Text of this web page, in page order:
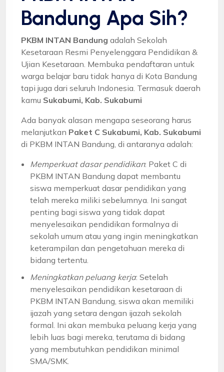
Bandung Apa Sih?
PKBM INTAN Bandung adalah Sekolah
Kesetaraan Resmi Penyelenggara Pendidikan &
Ujian Kesetaraan. Membuka pendaftaran untuk
warga belajar baru tidak hanya di Kota Bandung
tapi juga dari seluruh Indonesia. Termasuk daerah
kamu Sukabumi, Kab. Sukabumi
Ada banyak alasan mengapa seseorang harus
melanjutkan Paket C Sukabumi, Kab. Sukabumi
di PKBM INTAN Bandung, di antaranya adalah:
Memperkuat dasar pendidikan: Paket C di
PKBM INTAN Bandung dapat membantu
siswa memperkuat dasar pendidikan yang
telah mereka miliki sebelumnya. Ini sangat
penting bagi siswa yang tidak dapat
menyelesaikan pendidikan formalnya di
sekolah umum atau yang ingin meningkatkan
keterampilan dan pengetahuan mereka di
bidang tertentu.
Meningkatkan peluang kerja: Setelah
menyelesaikan pendidikan kesetaraan di
PKBM INTAN Bandung, siswa akan memiliki
ijazah yang setara dengan ijazah sekolah
formal. Ini akan membuka peluang kerja yang
lebih luas bagi mereka, terutama di bidang
yang membutuhkan pendidikan minimal
SMA/SMK.